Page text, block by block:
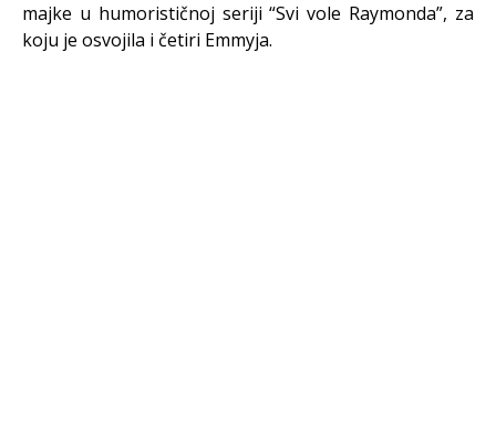
majke u humorističnoj seriji “Svi vole Raymonda”, za
koju je osvojila i četiri Emmyja.